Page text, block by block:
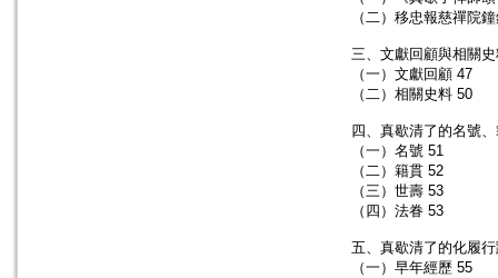
（二）移忠報慈禪院
三、文獻回顧與相關
（一）文獻回顧 47
（二）相關史料 50
四、真歇清了的名號
（一）名號 51
（二）籍貫 52
（三）世壽 53
（四）法眷 53
五、真歇清了的化履
（一）早年經歷 55